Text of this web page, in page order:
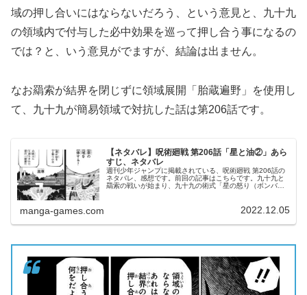
域の押し合いにはならないだろう、という意見と、九十九
の領域内で付与した必中効果を巡って押し合う事になるの
では？と、いう意見がでますが、結論は出ません。
なお羂索が結界を閉じずに領域展開「胎蔵遍野」を使用し
て、九十九が簡易領域で対抗した話は第206話です。
【ネタバレ】呪術廻戦 第206話「星と油②」あら
すじ、ネタバレ
週刊少年ジャンプに掲載されている、呪術廻戦 第206話の
ネタバレ、感想です。前回の記事はこちらです。九十九と
羂索の戦いが始まり、九十九の術式「星の怒り（ボンバイ
manga-games.com 2022.12.05